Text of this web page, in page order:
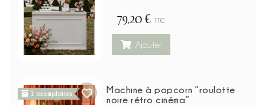
79,20 € TTC
Ajouter
1 exemplaires
Machine à popcorn “roulotte
noire rétro cinéma”